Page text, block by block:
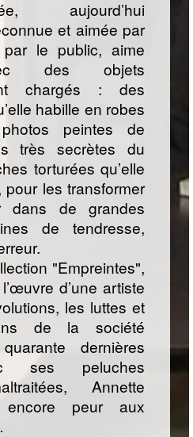
aujourd’hui
et aimée par
le public, aime
des objets
chargés : des
habille en robes
peintes de
très secrètes du
torturées qu’elle
les transformer
dans de grandes
de tendresse,
"Empreintes",
d’une artiste
les luttes et
de la société
dernières
ses peluches
Annette
encore peur aux